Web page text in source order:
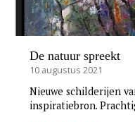
De natuur spreekt
10 augustus 2021
Nieuwe schilderijen
inspiratiebron.